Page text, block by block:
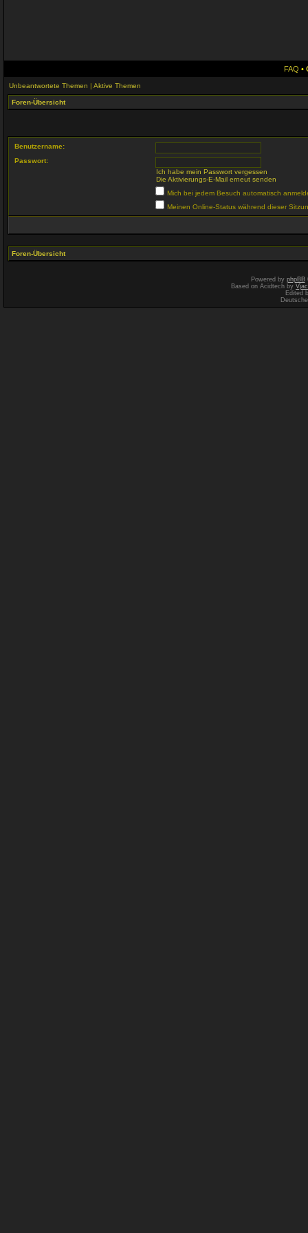
FAQ •
Unbeantwortete Themen | Aktive Themen
Foren-Übersicht
Benutzername:
Passwort:
Ich habe mein Passwort vergessen
Die Aktivierungs-E-Mail erneut senden
Mich bei jedem Besuch automatisch
Meinen Online-Status während dieser
Foren-Übersicht
Powered by phpBB
Based on Acidtech by
Edited